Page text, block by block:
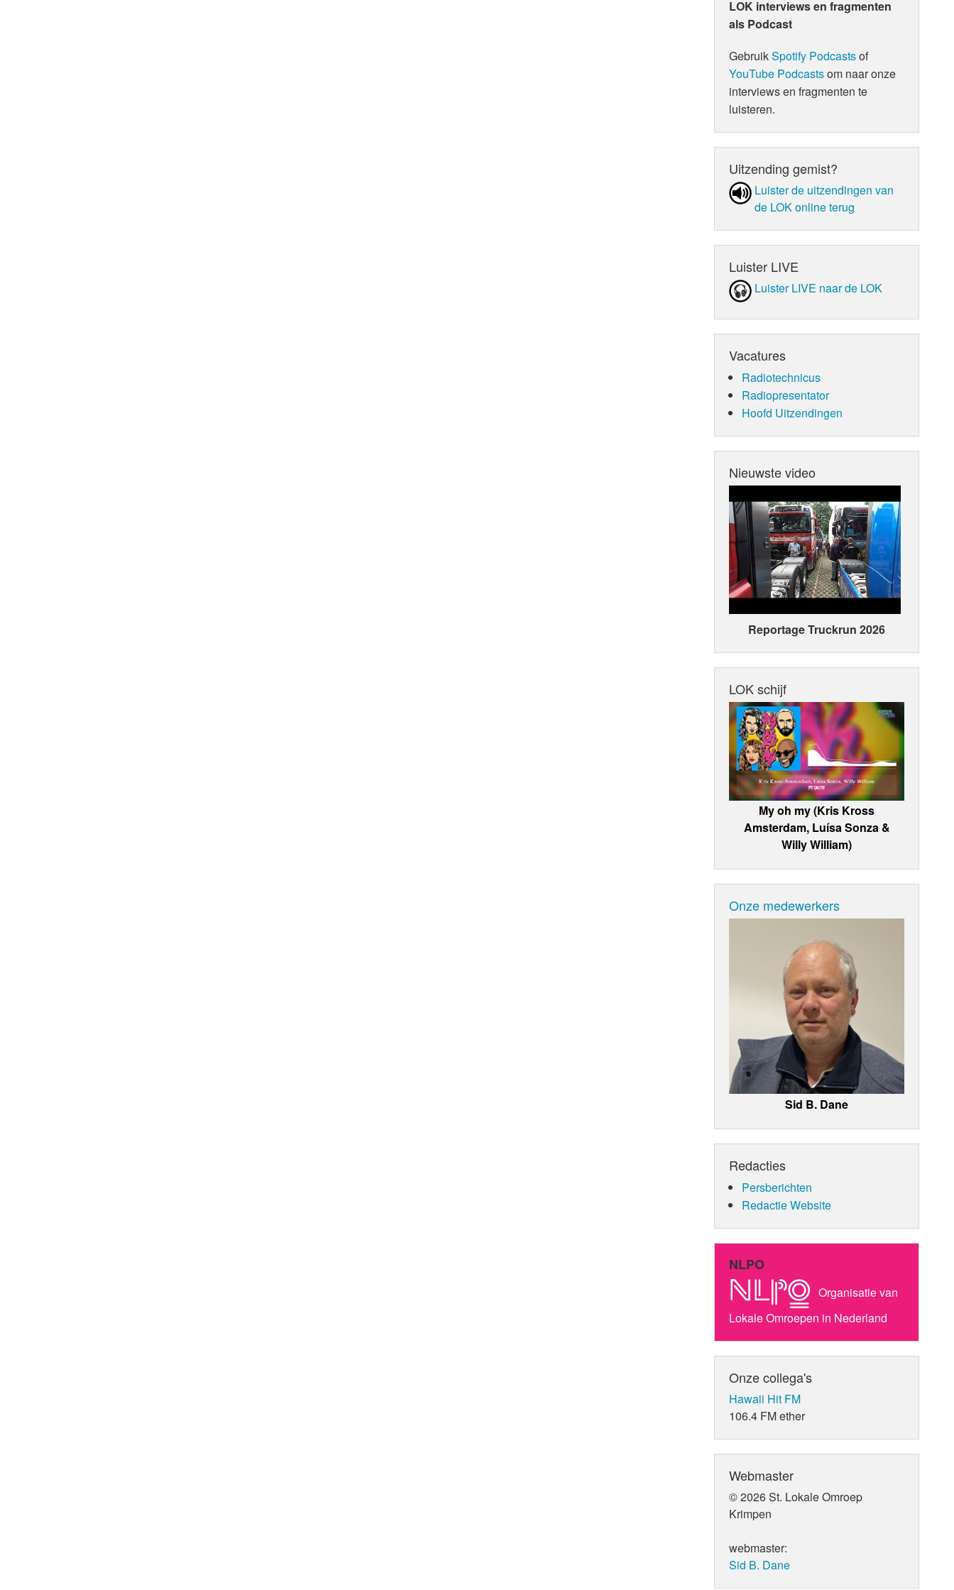
LOK interviews en fragmenten
als Podcast
GebruikSpotify Podcastsof
YouTube Podcastsom naar onze
interviews en fragmenten te
luisteren.
Uitzending gemist?
Luister de uit­zen­din­gen van
de LOK online terug
Luister LIVE
Luister LIVE naar de LOK
Vacatures
Radiotechnicus
Radiopresentator
Hoofd Uitzendingen
Nieuwste video
Reportage Truckrun 2026
LOK schijf
My oh my (Kris Kross
Amsterdam, Luísa Sonza &
Willy William)
Onze medewerkers
Sid B. Dane
Redacties
Persberichten
Redactie Website
NLPO
Organisatie van
Lokale Omroepen in Nederland
Onze collega's
Hawaii Hit FM
106.4 FM ether
Webmaster
© 2026 St. Lokale Omroep
Krimpen
webmaster:
Sid B. Dane